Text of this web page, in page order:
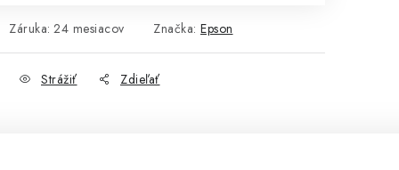
Záruka: 24 mesiacov Značka: Epson
Strážiť Zdieľať